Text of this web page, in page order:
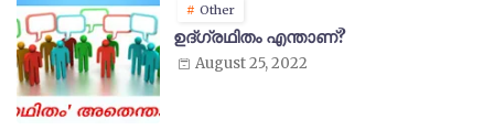
Other
ഉദ്ഗ്രഥിതം എന്താണ്?
August 25, 2022